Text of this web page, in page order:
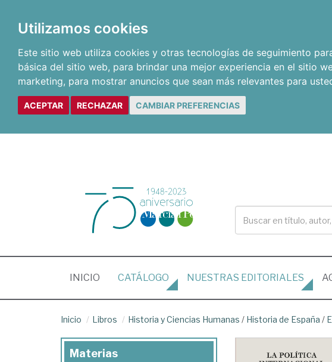
Utilizamos cookies
Este sitio web utiliza cookies y otras tecnologías de seguimiento
básica del sitio web, para brindar una mejor experiencia en el sitio
marketing, para mostrar anuncios que sean más relevantes para
ACEPTAR RECHAZAR CAMBIAR PREFERENCIAS
INICIO (CURRENT)
CATÁLOGO NUESTRAS EDITORIALES
Inicio Libros Historia y Ciencias Humanas / Historia de España /
Materias